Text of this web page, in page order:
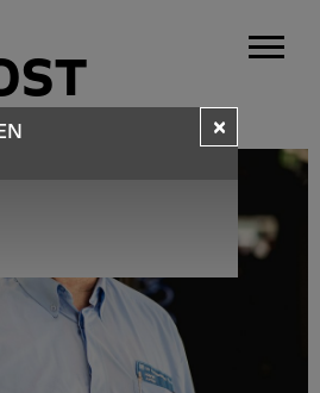
×